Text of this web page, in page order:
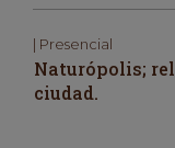
| Presencial
Naturópolis;
ciudad.